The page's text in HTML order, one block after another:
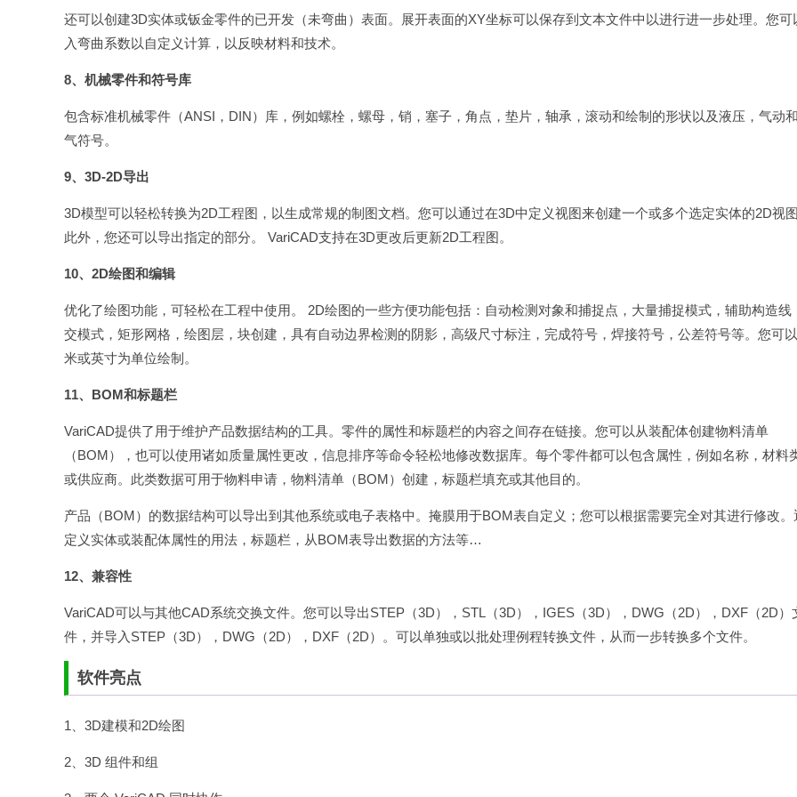
还可以创建3D实体或钣金零件的已开发（未弯曲）表面。展开表面的XY坐标可以保存到文本文件中以进行进一步处理。您可
入弯曲系数以自定义计算，以反映材料和技术。
8、机械零件和符号库
包含标准机械零件（ANSI，DIN）库，例如螺栓，螺母，销，塞子，角点，垫片，轴承，滚动和绘制的形状以及液压，气动
气符号。
9、3D-2D导出
3D模型可以轻松转换为2D工程图，以生成常规的制图文档。您可以通过在3D中定义视图来创建一个或多个选定实体的2D视图
此外，您还可以导出指定的部分。 VariCAD支持在3D更改后更新2D工程图。
10、2D绘图和编辑
优化了绘图功能，可轻松在工程中使用。 2D绘图的一些方便功能包括：自动检测对象和捕捉点，大量捕捉模式，辅助构造线
交模式，矩形网格，绘图层，块创建，具有自动边界检测的阴影，高级尺寸标注，完成符号，焊接符号，公差符号等。您可
米或英寸为单位绘制。
11、BOM和标题栏
VariCAD提供了用于维护产品数据结构的工具。零件的属性和标题栏的内容之间存在链接。您可以从装配体创建物料清单
（BOM），也可以使用诸如质量属性更改，信息排序等命令轻松地修改数据库。每个零件都可以包含属性，例如名称，材料
或供应商。此类数据可用于物料申请，物料清单（BOM）创建，标题栏填充或其他目的。
产品（BOM）的数据结构可以导出到其他系统或电子表格中。掩膜用于BOM表自定义；您可以根据需要完全对其进行修改。
定义实体或装配体属性的用法，标题栏，从BOM表导出数据的方法等…
12、兼容性
VariCAD可以与其他CAD系统交换文件。您可以导出STEP（3D），STL（3D），IGES（3D），DWG（2D），DXF（2D）
件，并导入STEP（3D），DWG（2D），DXF（2D）。可以单独或以批处理例程转换文件，从而一步转换多个文件。
软件亮点
1、3D建模和2D绘图
2、3D 组件和组